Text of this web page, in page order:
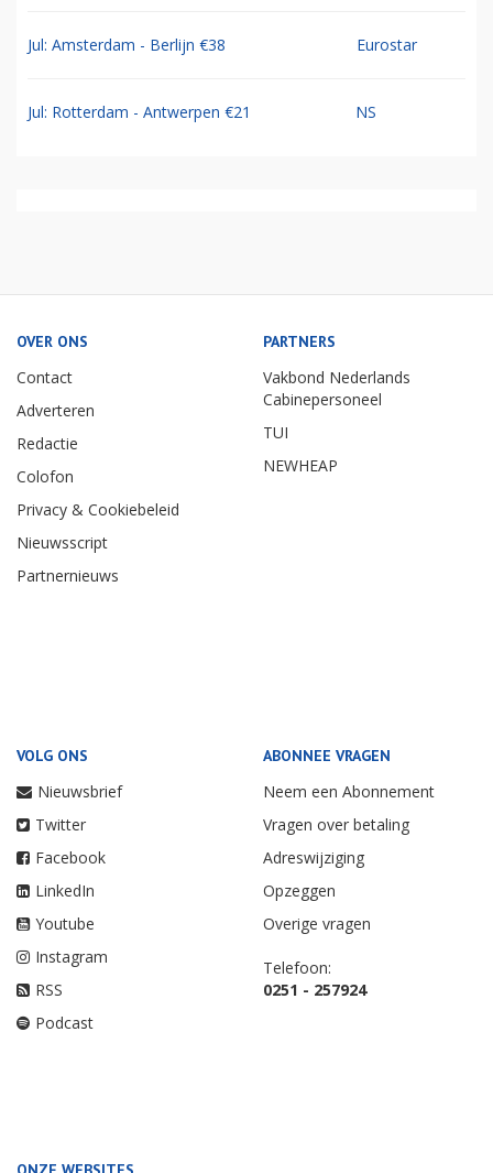
Jul: Amsterdam - Berlijn €38 Eurostar
Jul: Rotterdam - Antwerpen €21 NS
OVER ONS
Contact
Adverteren
Redactie
Colofon
Privacy & Cookiebeleid
Nieuwsscript
Partnernieuws
PARTNERS
Vakbond Nederlands
Cabinepersoneel
TUI
NEWHEAP
VOLG ONS
Nieuwsbrief
Twitter
Facebook
LinkedIn
Youtube
Instagram
RSS
Podcast
ABONNEE VRAGEN
Neem een Abonnement
Vragen over betaling
Adreswijziging
Opzeggen
Overige vragen
Telefoon:
0251 - 257924